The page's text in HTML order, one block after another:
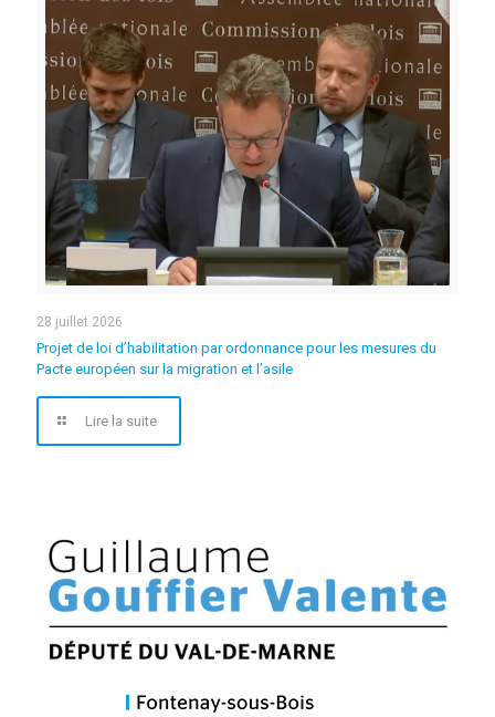
28 juillet 2026
Projet de loi d’habilitation par ordonnance pour les mesures du
Pacte européen sur la migration et l’asile
Lire la suite